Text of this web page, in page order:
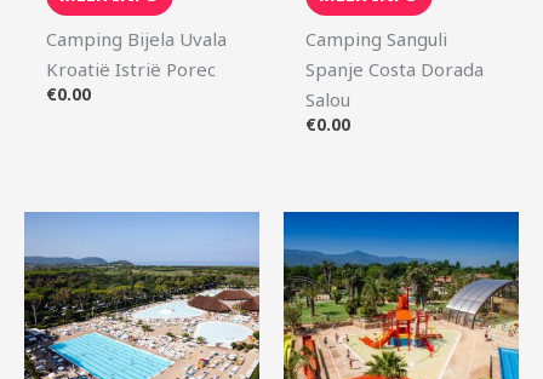
Camping Bijela Uvala
Kroatië Istrië Porec
€0.00
Camping Sanguli
Spanje Costa Dorada
Salou
€0.00